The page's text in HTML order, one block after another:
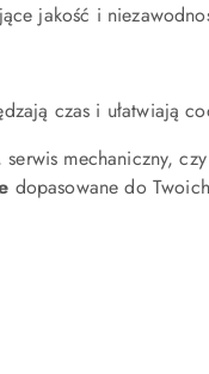
jakość i
czas i ułatwiają
serwis mechaniczny,
dopasowane do